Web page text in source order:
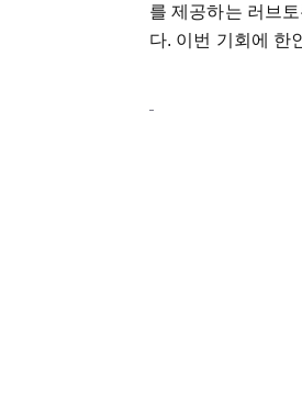
를 제공하는 러브
다. 이번 기회에 한